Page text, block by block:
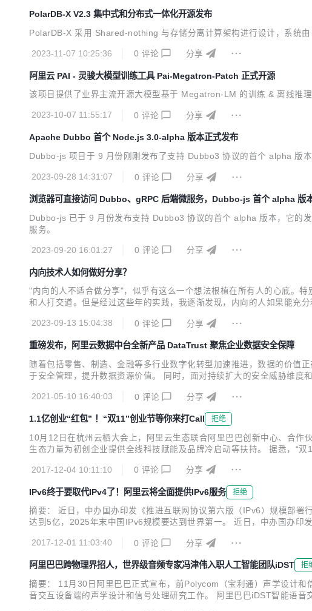
PolarDB-X V2.3 集中式和分布式一体化开源发布
PolarDB-X 采用 Shared-nothing 与存储分离计算架构进行设计，系统由
2023-11-07 10:25:36 0 评论 分享
阿里云 PAI - 灵骏大模型训练工具 Pai-Megatron-Patch 正式开源
该项目提供了业界主流开源大模型基于 Megatron-LM 的训练 & 离线推
2023-10-07 11:55:17 0 评论 分享
Apache Dubbo 首个 Node.js 3.0-alpha 版本正式发布
Dubbo-js 项目于 9 月份刚刚发布了支持 Dubbo3 协议的首个 alpha 版
2023-09-28 14:31:07 0 评论 分享
浏览器可直接访问 Dubbo、gRPC 后端微服务，Dubbo-js 首个 alpha 版本
Dubbo-js 已于 9 月份发布支持 Dubbo3 协议的首个 alpha 版本，它的
服务。
2023-09-20 16:01:27 0 评论 分享
内向技术人如何做好分享？
"内向的人不适合做分享"，似乎有这么一个想法根植在所有人的心底。
和人打交道。但是经过这些年的实践，我逐渐发现，内向的人如果能充
2023-09-13 15:04:38 0 评论 分享
重磅发布，阿里云数据中台全新产品 DataTrust 聚焦企业数据安全保障
随着包括零售、制造、金融等多行业数字化转型加速推进，数据的价值
于安全管理，提升数据资源价值。 同时，面对持续扩大的安全威胁维度
台丰富的应用场景实践，能够在保障数据安全的前提下完成多方数据联合
2021-05-10 16:40:03 0 评论 分享
1.1亿创业“红包” ！“双11”创业节等你来打Call 拒绝
10月12日在杭州云栖大会上，阿里云生态联合阿里巴巴创新中心、合作
生态力量为初创企业提供全线科技赋能及品牌冷启动等扶持。 据悉，“
的预热期，用户可以在此期间免费试用...
2017-12-04 10:11:10 0 评论 分享
IPv6终于要取代IPv4了！阿里云将全面提供IPv6服务 拒绝
摘要： 近日，中办国办印发《推进互联网协议第六版（IPv6）规模部
达到5亿，2025年末中国IPv6规模要达到世界第一。 近日，中办国办印
社会各领域深度融合应用，阿里...
2017-12-01 11:03:40 0 评论 分享
阿里巴巴跨物理界招人，世界级音频专家冯津伟入职人工智能团队iDST 拒
摘要： 11月30日阿里巴巴正式宣布，前Polycom（宝利通）声学设计
音交互设备端的声学设计和信号处理研究工作。 阿里巴巴iDST智能语